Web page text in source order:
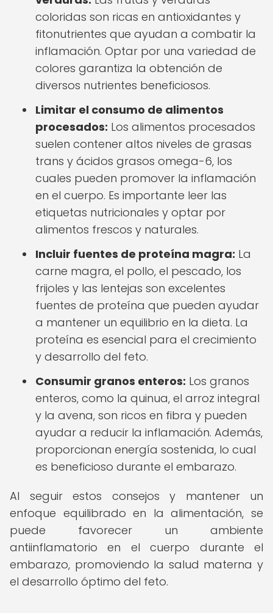
coloridas son ricas en antioxidantes y
fitonutrientes que ayudan a combatir la
inflamación. Optar por una variedad de
colores garantiza la obtención de
diversos nutrientes beneficiosos.
Limitar el consumo de alimentos
procesados: Los alimentos procesados
suelen contener altos niveles de grasas
trans y ácidos grasos omega-6, los
cuales pueden promover la inflamación
en el cuerpo. Es importante leer las
etiquetas nutricionales y optar por
alimentos frescos y naturales.
Incluir fuentes de proteína magra: La
carne magra, el pollo, el pescado, los
frijoles y las lentejas son excelentes
fuentes de proteína que pueden ayudar
a mantener un equilibrio en la dieta. La
proteína es esencial para el crecimiento
y desarrollo del feto.
Consumir granos enteros: Los granos
enteros, como la quinua, el arroz integral
y la avena, son ricos en fibra y pueden
ayudar a reducir la inflamación. Además,
proporcionan energía sostenida, lo cual
es beneficioso durante el embarazo.
Al seguir estos consejos y mantener un
enfoque equilibrado en la alimentación, se
puede favorecer un ambiente
antiinflamatorio en el cuerpo durante el
embarazo, promoviendo la salud materna y
el desarrollo óptimo del feto.